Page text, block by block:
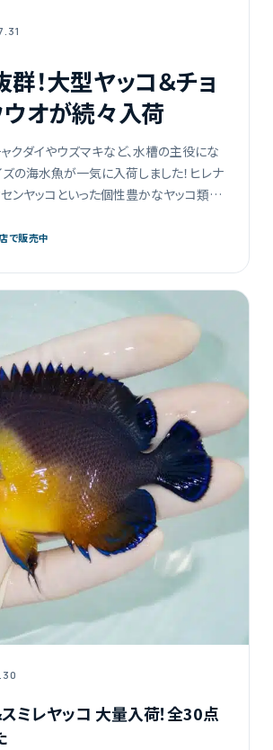
！大型ヤッコ＆チョ
ウオが続々入荷
クダイやウズマキなど、水槽の主役にな
の海水魚が一気に入荷しました！ヒレナ
ンヤッコといった個性豊かなヤッコ類も
[…]
で販売中
ミレヤッコ 大量入荷！全30点